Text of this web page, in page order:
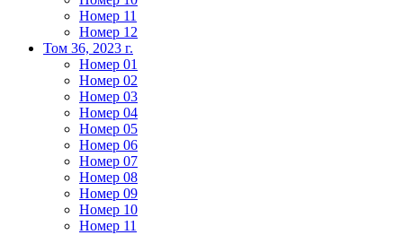
Номер 11
Номер 12
Том 36, 2023 г.
Номер 01
Номер 02
Номер 03
Номер 04
Номер 05
Номер 06
Номер 07
Номер 08
Номер 09
Номер 10
Номер 11